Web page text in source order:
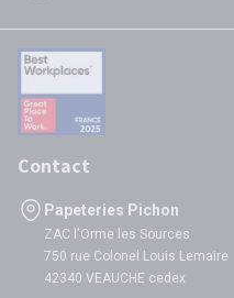
Contact
Papeteries Pichon
ZAC l'Orme les Sources
750 rue Colonel Louis Lemaire
42340 VEAUCHE cedex